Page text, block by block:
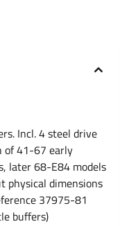
Incl. 4 steel drive
of 41-67 early
later 68-E84 models
physical dimensions
37975-81
buffers)